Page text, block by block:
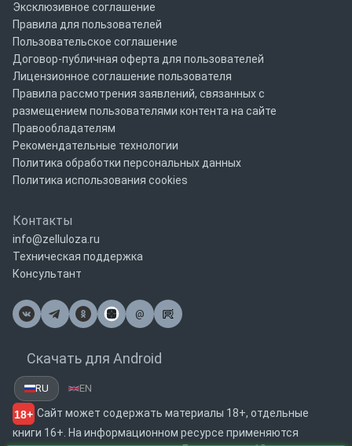
Эксклюзивное соглашение
Правила для пользователей
Пользовательское соглашение
Договор-публичная оферта для пользователей
Лицензионное соглашение пользователя
Правила рассмотрения заявлений, связанных с
размещением пользователями контента на сайте
Правообладателям
Рекомендательные технологии
Политика обработки персональных данных
Политика использования cookies
Контакты
info@zelluloza.ru
Техническая поддержка
Консультант
@
Почта
Скачать для Android
RU EN
18+ Сайт может содержать материалы 18+, отдельные
книги 16+. На информационном ресурсе применяются